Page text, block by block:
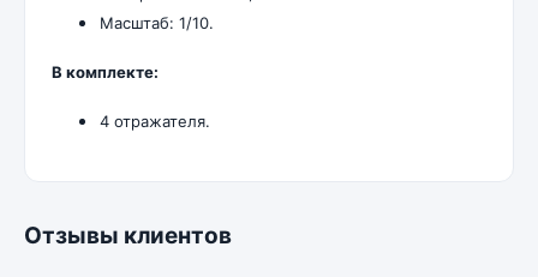
Масштаб: 1/10.
В комплекте:
4 отражателя.
Отзывы клиентов